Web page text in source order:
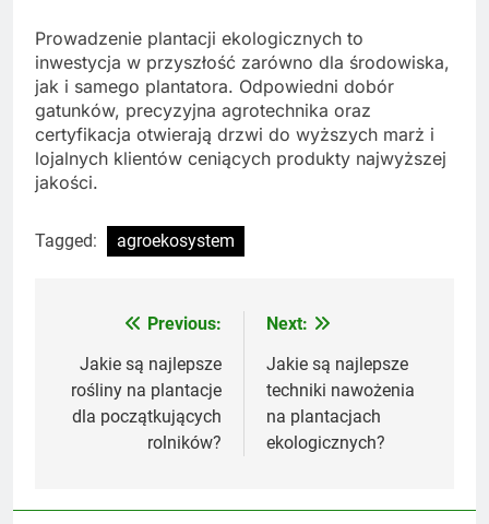
Prowadzenie plantacji ekologicznych to
inwestycja w przyszłość zarówno dla środowiska,
jak i samego plantatora. Odpowiedni dobór
gatunków, precyzyjna agrotechnika oraz
certyfikacja otwierają drzwi do wyższych marż i
lojalnych klientów ceniących produkty najwyższej
jakości.
Tagged: agroekosystem
Nawigacja
wpisu
Previous:
Jakie są najlepsze
rośliny na plantacje
dla początkujących
rolników?
Next:
Jakie są najlepsze
techniki nawożenia
na plantacjach
ekologicznych?